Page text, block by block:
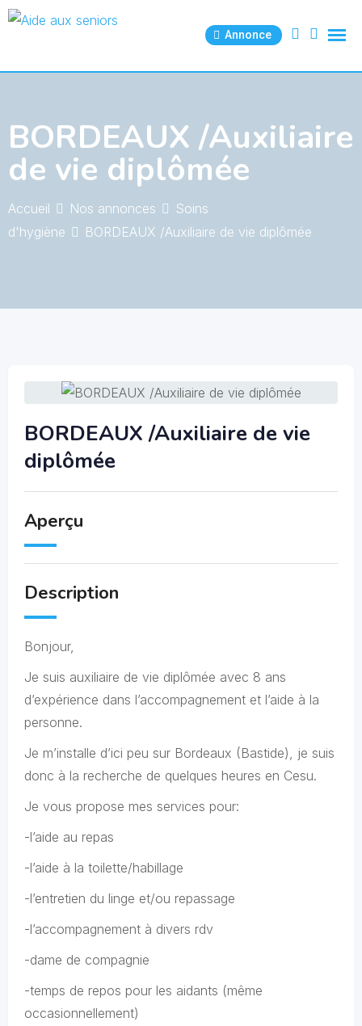
Skip
Annonce
BORDEAUX /Auxiliaire
de vie diplômée
Accueil Nos annonces
Soins
d'hygiène
BORDEAUX /Auxiliaire de vie diplômée
BORDEAUX /Auxiliaire de vie
diplômée
Aperçu
Description
Bonjour,
Je suis auxiliaire de vie diplômée avec 8 ans
d’expérience dans l’accompagnement et l’aide à la
personne.
Je m’installe d’ici peu sur Bordeaux (Bastide), je suis
donc à la recherche de quelques heures en Cesu.
Je vous propose mes services pour:
-l’aide au repas
-l’aide à la toilette/habillage
-l’entretien du linge et/ou repassage
-l’accompagnement à divers rdv
-dame de compagnie
-temps de repos pour les aidants (même
occasionnellement)